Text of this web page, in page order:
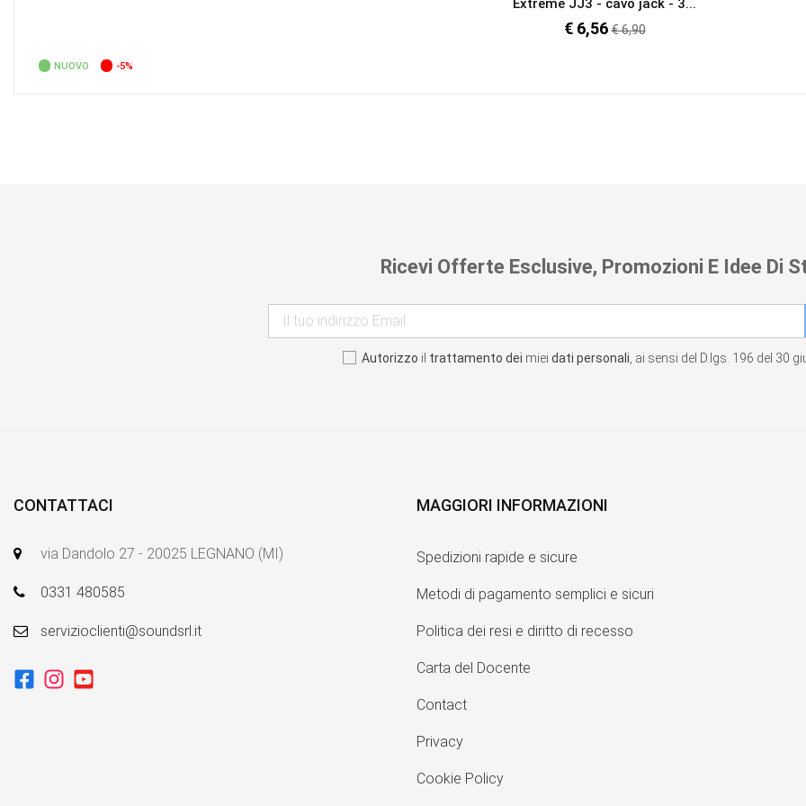
Extreme JJ3 - cavo jack - 3...
€ 6,56Prezzo
€ 6,90
NUOVO -5%
Ricevi Offerte Esclusive, Promozioni E Idee Di
Autorizzo il trattamento dei miei dati personali , ai sensi del D.lgs. 196 del 30
CONTATTACI
via Dandolo 27 - 20025 LEGNANO (MI)
0331 480585
servizioclienti@soundsrl.it
MAGGIORI INFORMAZIONI
Spedizioni rapide e sicure
Metodi di pagamento semplici e sicuri
Politica dei resi e diritto di recesso
Carta del Docente
Contact
Privacy
Cookie Policy